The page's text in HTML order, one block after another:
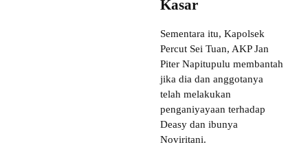
Kasar
Sementara itu, Kapolsek
Percut Sei Tuan, AKP Jan
Piter Napitupulu membantah
jika dia dan anggotanya
telah melakukan
penganiyayaan terhadap
Deasy dan ibunya
Noviritani.